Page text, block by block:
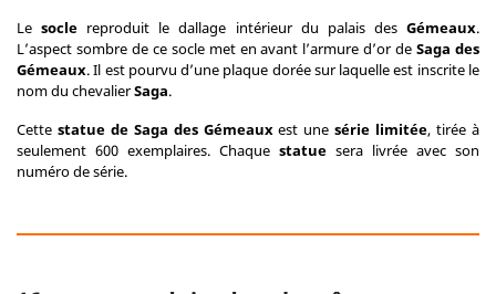
Lesocle reproduit le dallage intérieur du palais desGémeaux.
L’aspect sombre de ce socle met en avant l’armure d’or deSaga des
Gémeaux. Il est pourvu d’une plaque dorée sur laquelle est inscrite le
nom du chevalierSaga.
Cette statue de Saga des Gémeauxest unesérie limitée, tirée à
seulement 600 exemplaires. Chaque statue sera livrée avec son
numéro de série.